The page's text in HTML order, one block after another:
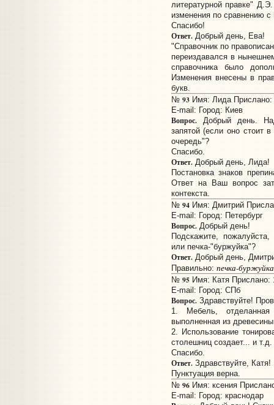
литературной правке"
изменения по сравнению
Спасибо!
Ответ.Добрый день, Ева!
"Справочник по
переиздавался в
справочника было
Изменения внесены в
букв.
№ 93Имя: Лида Прислано:
E-mail: Город: Киев
Вопрос.Добрый день.
запятой (если оно стоит
очередь"?
Спасибо.
Ответ.Добрый день, Лида!
Постановка знаков
Ответ на Ваш вопрос
контекста.
№ 94Имя: Дмитрий
E-mail: Город: Петербург
Вопрос.Добрый день!
Подскажите, пожалуйста,
или печка-"буржуйка"?
Ответ.Добрый день,
Правильно: печка-
№ 95Имя: Катя Прислано:
E-mail: Город: СПб
Вопрос.Здравствуйте!
1. Мебель,
выполненная из
2. Использование
столешниц создает... и т.д.
Спасибо.
Ответ.Здравствуйте, Катя!
Пунктуация верна.
№ 96Имя: ксения
E-mail: Город: краснодар